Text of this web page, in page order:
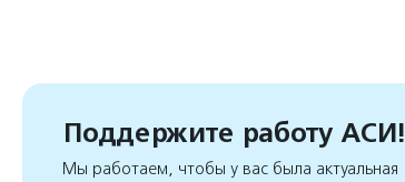
Поддержите работу АСИ!
Мы работаем, чтобы у вас была актуальная